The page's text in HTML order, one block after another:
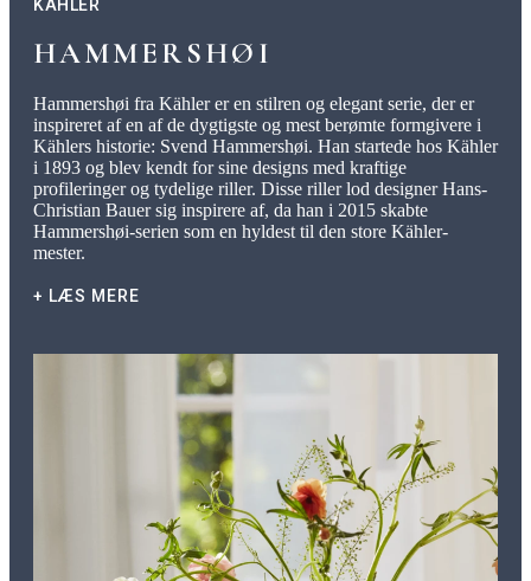
KÄHLER
HAMMERSHØI
Hammershøi fra Kähler er en stilren og elegant serie, der er
inspireret af en af de dygtigste og mest berømte formgivere i
Kählers historie: Svend Hammershøi. Han startede hos Kähler
i 1893 og blev kendt for sine designs med kraftige
profileringer og tydelige riller. Disse riller lod designer Hans-
Christian Bauer sig inspirere af, da han i 2015 skabte
Hammershøi-serien som en hyldest til den store Kähler-
mester.
+ LÆS MERE